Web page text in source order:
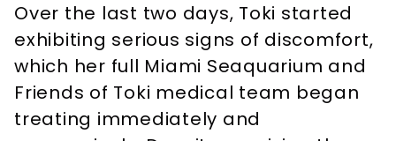
Over the last two days, Toki started
exhibiting serious signs of discomfort,
which her full Miami Seaquarium and
Friends of Toki medical team began
treating immediately and